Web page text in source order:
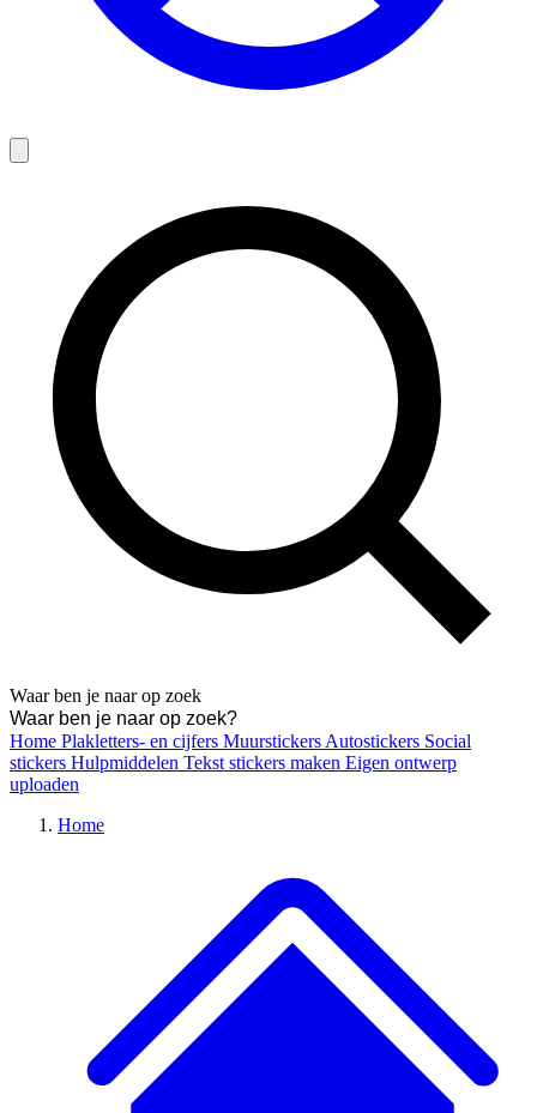
Waar ben je naar op zoek
Home Plakletters- en cijfers Muurstickers Autostickers Social
stickers Hulpmiddelen Tekst stickers maken Eigen ontwerp
uploaden
Home